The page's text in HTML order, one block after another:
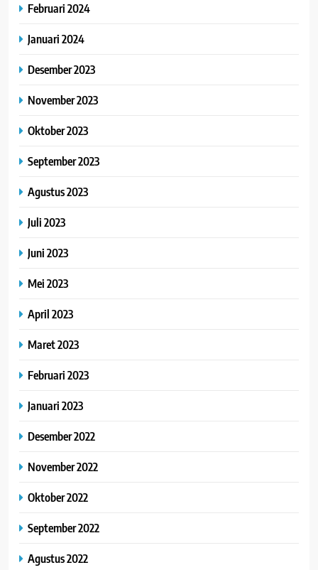
Februari 2024
Januari 2024
Desember 2023
November 2023
Oktober 2023
September 2023
Agustus 2023
Juli 2023
Juni 2023
Mei 2023
April 2023
Maret 2023
Februari 2023
Januari 2023
Desember 2022
November 2022
Oktober 2022
September 2022
Agustus 2022